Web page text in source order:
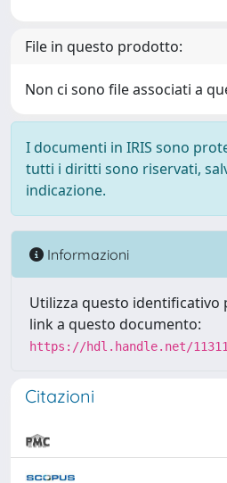
File in questo prodotto:
Non ci sono file associati a
I documenti in IRIS sono
tutti i diritti sono riservati,
indicazione.
Informazioni
Utilizza questo identificativo
link a questo documento:
https://hdl.handle.net/
Citazioni